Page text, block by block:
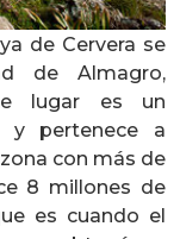
de Cervera se
de Almagro,
lugar es un
y pertenece a
con más de
8 millones de
es cuando el